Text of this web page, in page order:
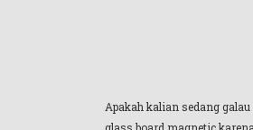
Apakah kalian sedang
glass board magnetic